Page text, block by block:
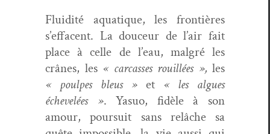
Flu­id­ité aqua­tique, les fron­tières
s’effacent. La douceur de l’air fait
place à celle de l’eau, mal­gré les
crânes, les « car­cass­es rouil­lées », les
« poulpes bleus » et « les algues
échevelées ». Yasuo, fidèle à son
amour, pour­suit sans relâche sa